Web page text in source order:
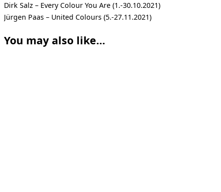
Dirk Salz – Every Colour You Are (1.-30.10.2021)
Jürgen Paas – United Colours (5.-27.11.2021)
You may also like…